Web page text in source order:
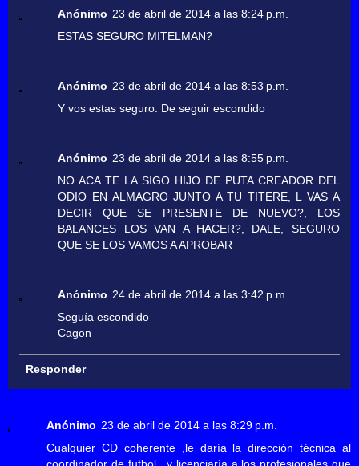
Anónimo 23 de abril de 2014 a las 8:24 p.m.
ESTAS SEGURO MITELMAN?
Anónimo 23 de abril de 2014 a las 8:53 p.m.
Y vos estas seguro. De seguir escondido
Anónimo 23 de abril de 2014 a las 8:55 p.m.
NO ACA TE LA SIGO HIJO DE PUTA CREADOR DEL
ODIO EN ALMAGRO JUNTO A TU TITERE, L VAS A
DECIR QUE SE PRESENTE DE NUEVO?, LOS
BALANCES LOS VAN A HACER?, DALE, SEGURO
QUE SE LOS VAMOS A APROBAR
Anónimo 24 de abril de 2014 a las 3:42 p.m.
Seguía escondido
Cagon
Responder
Anónimo 23 de abril de 2014 a las 8:29 p.m.
Cualquier CD coherente ,le daría la dirección técnica al